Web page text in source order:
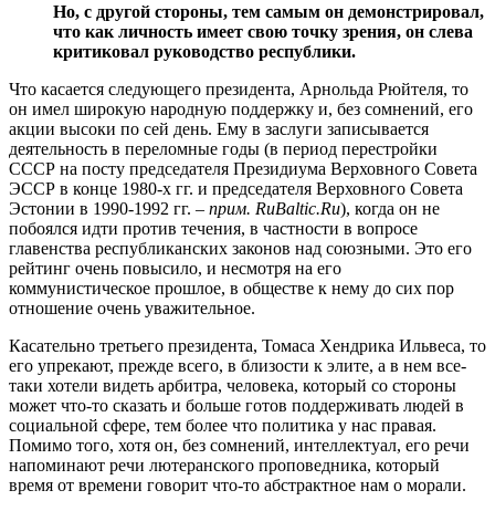
Но, с другой стороны, тем самым он демонстрировал,
что как личность имеет свою точку зрения, он слева
критиковал руководство республики.
Что касается следующего президента, Арнольда Рюйтеля, то
он имел широкую народную поддержку и, без сомнений, его
акции высоки по сей день. Ему в заслуги записывается
деятельность в переломные годы (в период перестройки
СССР на посту председателя Президиума Верховного Совета
ЭССР в конце 1980-х гг. и председателя Верховного Совета
Эстонии в 1990-1992 гг. – прим. RuBaltic.Ru), когда он не
побоялся идти против течения, в частности в вопросе
главенства республиканских законов над союзными. Это его
рейтинг очень повысило, и несмотря на его
коммунистическое прошлое, в обществе к нему до сих пор
отношение очень уважительное.
Касательно третьего президента, Томаса Хендрика Ильвеса, то
его упрекают, прежде всего, в близости к элите, а в нем все-
таки хотели видеть арбитра, человека, который со стороны
может что-то сказать и больше готов поддерживать людей в
социальной сфере, тем более что политика у нас правая.
Помимо того, хотя он, без сомнений, интеллектуал, его речи
напоминают речи лютеранского проповедника, который
время от времени говорит что-то абстрактное нам о морали.